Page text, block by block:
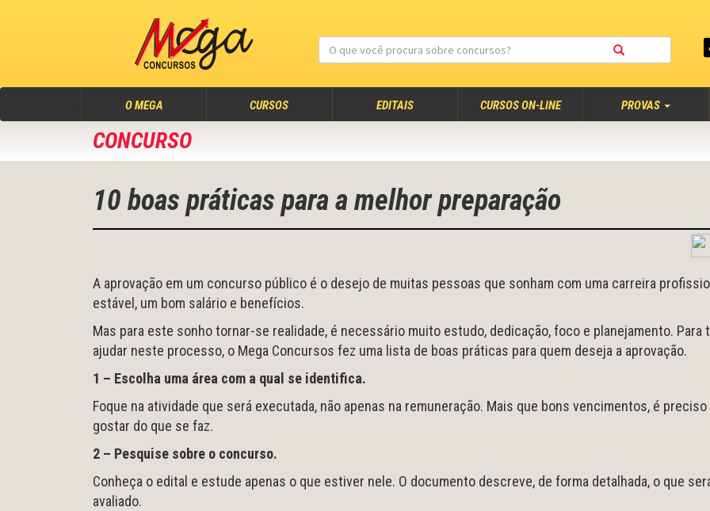
O MEGA(atual) CURSOS EDITAIS CURSOS ON-LINE PROVAS
CONCURSO
10 boas práticas para a melhor preparação
A aprovação em um concurso público é o desejo de muitas pessoas que sonham com uma carreira
estável, um bom salário e benefícios.
Mas para este sonho tornar-se realidade, é necessário muito estudo, dedicação, foco e planejamento. Para
ajudar neste processo, o Mega Concursos fez uma lista de boas práticas para quem deseja a aprovação.
1 – Escolha uma área com a qual se identifica.
Foque na atividade que será executada, não apenas na remuneração. Mais que bons vencimentos, é preciso
gostar do que se faz.
2 – Pesquise sobre o concurso.
Conheça o edital e estude apenas o que estiver nele. O documento descreve, de forma detalhada, o que
avaliado.